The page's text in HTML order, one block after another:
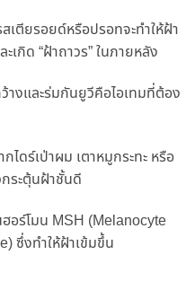
เตียรอยด์หรือปรอทจะทำให้ฝ้า
เกิด “ฝ้าถาวร” ในภายหลัง
างและร่มกันยูวีคือไอเทมที่ต้อง
ไดร์เป่าผม เตาหมูกระทะ หรือ
ระตุ้นฝ้าชั้นดี
อร์โมน MSH (Melanocyte
ซึ่งทำให้ฝ้าเข้มขึ้น